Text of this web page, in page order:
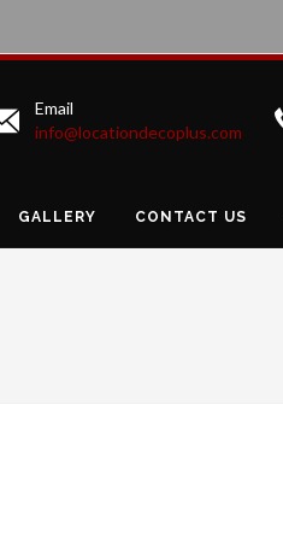
Email
info@locationdecoplus.com
GALLERY CONTACT US